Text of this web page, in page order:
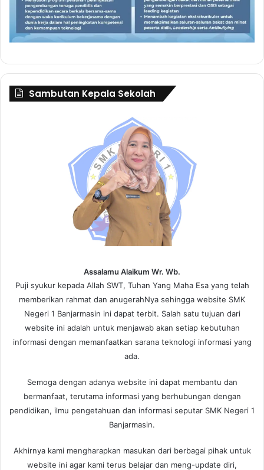
Sambutan Kepala Sekolah
Assalamu Alaikum Wr. Wb.
Puji syukur kepada Allah SWT, Tuhan Yang Maha Esa yang telah
memberikan rahmat dan anugerahNya sehingga website SMK
Negeri 1 Banjarmasin ini dapat terbit. Salah satu tujuan dari
website ini adalah untuk menjawab akan setiap kebutuhan
informasi dengan memanfaatkan sarana teknologi informasi yang
ada.
Semoga dengan adanya website ini dapat membantu dan
bermanfaat, terutama informasi yang berhubungan dengan
pendidikan, ilmu pengetahuan dan informasi seputar SMK Negeri 1
Banjarmasin.
Akhirnya kami mengharapkan masukan dari berbagai pihak untuk
website ini agar kami terus belajar dan meng-update diri,